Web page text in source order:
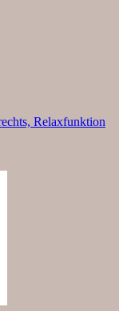
Relaxfunktion